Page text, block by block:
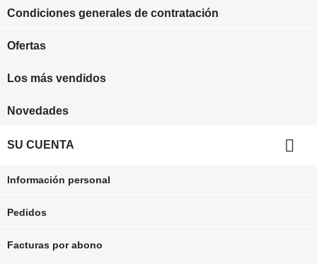
Condiciones generales de contratación
Ofertas
Los más vendidos
Novedades
SU CUENTA 
Información personal
Pedidos
Facturas por abono